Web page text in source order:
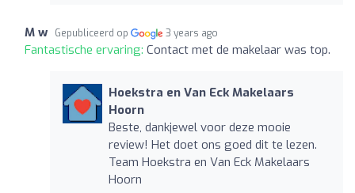
M w Gepubliceerd op 3 years ago
Fantastische ervaring: Contact met de makelaar was top.
Hoekstra en Van Eck Makelaars
Hoorn
Beste, dankjewel voor deze mooie
review! Het doet ons goed dit te lezen.
Team Hoekstra en Van Eck Makelaars
Hoorn